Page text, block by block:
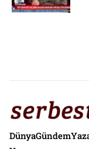
DünyaGündem